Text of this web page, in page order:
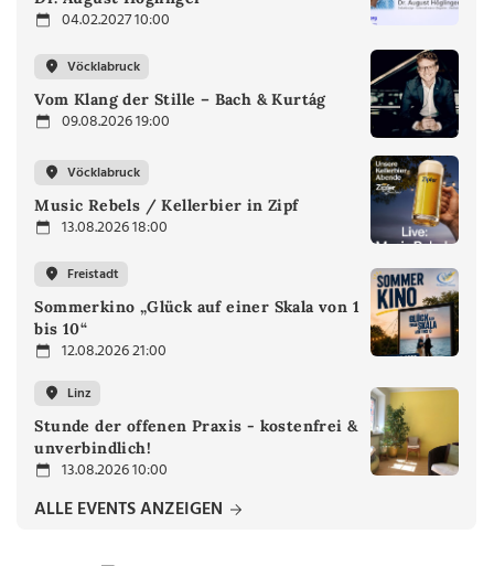
04.02.2027 10:00
Vöcklabruck
Vom Klang der Stille – Bach & Kurtág
09.08.2026 19:00
Vöcklabruck
Music Rebels / Kellerbier in Zipf
13.08.2026 18:00
Freistadt
Sommerkino „Glück auf einer Skala von 1
bis 10“
12.08.2026 21:00
Linz
Stunde der offenen Praxis - kostenfrei &
unverbindlich!
13.08.2026 10:00
ALLE EVENTS ANZEIGEN